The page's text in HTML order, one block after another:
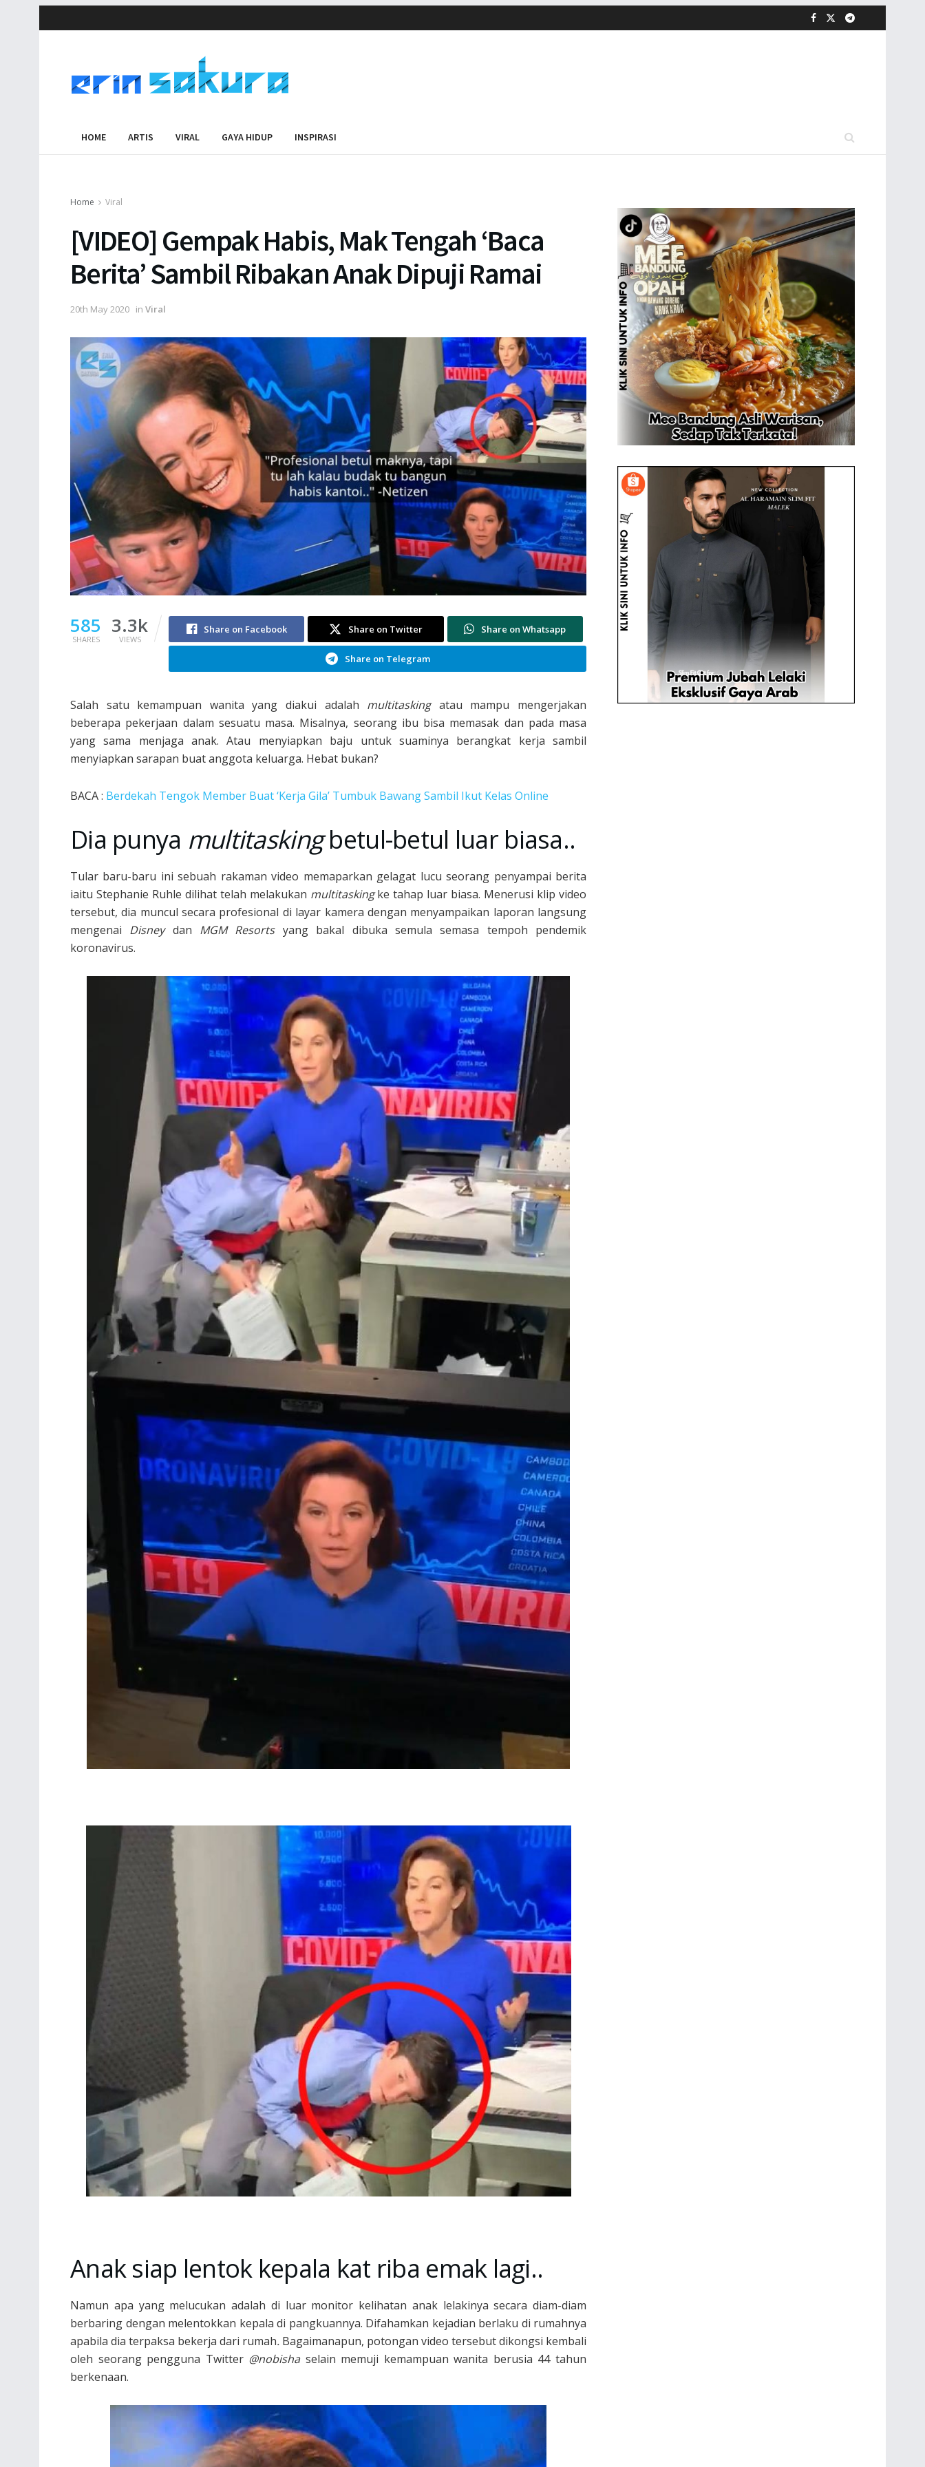
HOME ARTIS VIRAL GAYA HIDUP INSPIRASI
Home Viral
[VIDEO] Gempak Habis, Mak Tengah ‘Baca
Berita’ Sambil Ribakan Anak Dipuji Ramai
20th May 2020 in Viral
585
SHARES
3.3k
VIEWS
Share on Facebook Share on Twitter Share on Whatsapp
Share on Telegram
Salah satu kemampuan wanita yang diakui adalah multitaskingatau mampu mengerjakan
beberapa pekerjaan dalam sesuatu masa. Misalnya, seorang ibu bisa memasak dan pada masa
yang sama menjaga anak. Atau menyiapkan baju untuk suaminya berangkat kerja sambil
menyiapkan sarapan buat anggota keluarga. Hebat bukan?
BACA : Berdekah Tengok Member Buat ‘Kerja Gila’ Tumbuk Bawang Sambil Ikut Kelas Online
Dia punya multitaskingbetul-betul luar biasa..
Tular baru-baru ini sebuah rakaman video memaparkan gelagat lucu seorang penyampai berita
iaitu Stephanie Ruhle dilihat telah melakukan multitaskingke tahap luar biasa. Menerusi klip video
tersebut, dia muncul secara profesional di layar kamera dengan menyampaikan laporan langsung
mengenai Disneydan MGM Resortsyang bakal dibuka semula semasa tempoh pendemik
koronavirus.
Anak siap lentok kepala kat riba emak lagi..
Namun apa yang melucukan adalah di luar monitor kelihatan anak lelakinya secara diam-diam
berbaring dengan melentokkan kepala di pangkuannya. Difahamkan kejadian berlaku di rumahnya
apabila dia terpaksa bekerja dari rumah. Bagaimanapun, potongan video tersebut dikongsi kembali
oleh seorang pengguna Twitter @nobishaselain memuji kemampuan wanita berusia 44 tahun
berkenaan.